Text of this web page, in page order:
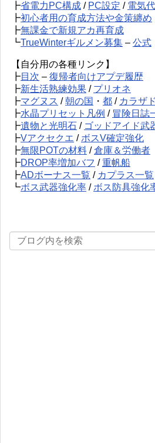
┣省電力PC構成 / PC設定 / 電気代
┣初心者用の育成方法や金策纏め
┣無課金で新規アカ再育成
┗TrueWinterギルメン募集 – 公式
【自分用の各種リンク】
┣目次 – 復帰者向けアプデ履歴
┣新生活熟練効果 / プリオネ
┣マグヌス / 朝の国 ・ 都 / カラザド
┣水晶プリセット凡例 / 冒険日誌
┣遺物と光明石 / ゴッドアイド武
┣Vアクセクエ / ボスV確定強化
┣無限POTの材料 / 倉庫＆労働者
┣DROP率増加バフ / 重帆船
┣ADボーナス一覧 / カプラス一覧
┗ボス武器強化率 / ボス防具強化